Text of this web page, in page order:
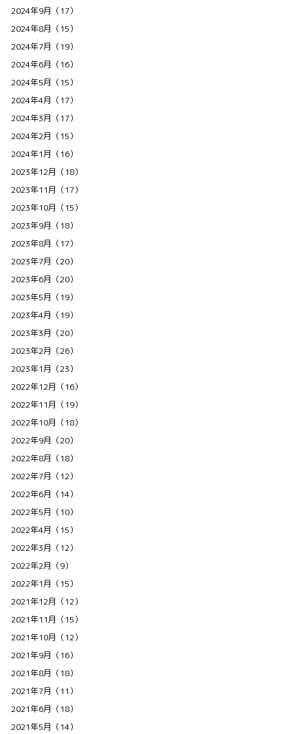
2024年9月（17）
2024年8月（15）
2024年7月（19）
2024年6月（16）
2024年5月（15）
2024年4月（17）
2024年3月（17）
2024年2月（15）
2024年1月（16）
2023年12月（18）
2023年11月（17）
2023年10月（15）
2023年9月（18）
2023年8月（17）
2023年7月（20）
2023年6月（20）
2023年5月（19）
2023年4月（19）
2023年3月（20）
2023年2月（26）
2023年1月（23）
2022年12月（16）
2022年11月（19）
2022年10月（18）
2022年9月（20）
2022年8月（18）
2022年7月（12）
2022年6月（14）
2022年5月（10）
2022年4月（15）
2022年3月（12）
2022年2月（9）
2022年1月（15）
2021年12月（12）
2021年11月（15）
2021年10月（12）
2021年9月（16）
2021年8月（18）
2021年7月（11）
2021年6月（18）
2021年5月（14）